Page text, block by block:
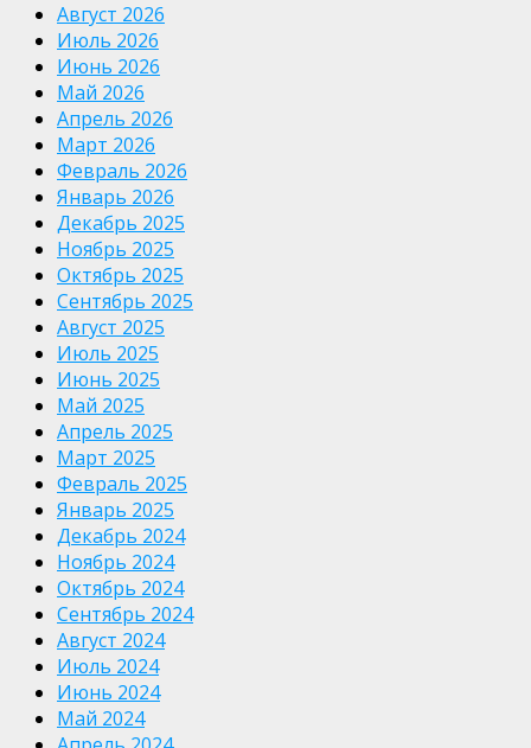
Август 2026
Июль 2026
Июнь 2026
Май 2026
Апрель 2026
Март 2026
Февраль 2026
Январь 2026
Декабрь 2025
Ноябрь 2025
Октябрь 2025
Сентябрь 2025
Август 2025
Июль 2025
Июнь 2025
Май 2025
Апрель 2025
Март 2025
Февраль 2025
Январь 2025
Декабрь 2024
Ноябрь 2024
Октябрь 2024
Сентябрь 2024
Август 2024
Июль 2024
Июнь 2024
Май 2024